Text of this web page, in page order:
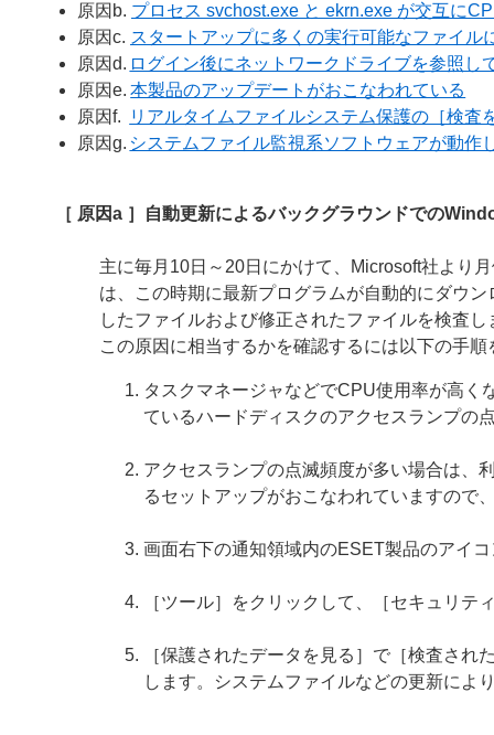
原因b. プロセス svchost.exe と ekrn.exe が交互に
原因c. スタートアップに多くの実行可能なファイ
原因d. ログイン後にネットワークドライブを参照し
原因e.本製品のアップデートがおこなわれている
原因f.
リアルタイムファイルシステム保護の［検査
原因g. システムファイル監視系ソフトウェアが動作
［ 原因a ］自動更新によるバックグラウンドでの
主に毎月10日～20日にかけて、Microsoft社より
は、この時期に最新プログラムが自動的にダウ
したファイルおよび修正されたファイルを検査
この原因に相当するかを確認するには以下の手
タスクマネージャなどでCPU使用率が高く
ているハードディスクのアクセスランプの
アクセスランプの点滅頻度が多い場合は、
るセットアップがおこなわれていますので
画面右下の通知領域内のESET製品のアイ
［ツール］をクリックして、［セキュリテ
［保護されたデータを見る］で［検査さ
します。システムファイルなどの更新によ